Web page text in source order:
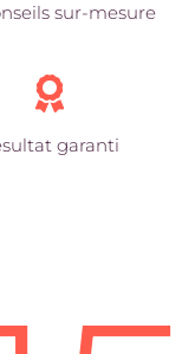
sur-mesure
garanti